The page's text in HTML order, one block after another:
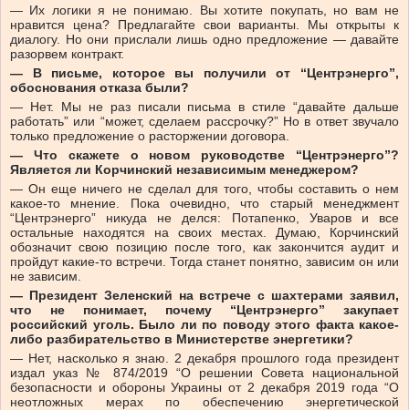
— Их логики я не понимаю. Вы хотите покупать, но вам не
нравится цена? Предлагайте свои варианты. Мы открыты к
диалогу. Но они прислали лишь одно предложение — давайте
разорвем контракт.
— В письме, которое вы получили от “Центрэнерго”,
обоснования отказа были?
— Нет. Мы не раз писали письма в стиле “давайте дальше
работать” или “может, сделаем рассрочку?” Но в ответ звучало
только предложение о расторжении договора.
— Что скажете о новом руководстве “Центрэнерго”?
Является ли Корчинский независимым менеджером?
— Он еще ничего не сделал для того, чтобы составить о нем
какое-то мнение. Пока очевидно, что старый менеджмент
“Центрэнерго” никуда не делся: Потапенко, Уваров и все
остальные находятся на своих местах. Думаю, Корчинский
обозначит свою позицию после того, как закончится аудит и
пройдут какие-то встречи. Тогда станет понятно, зависим он или
не зависим.
— Президент Зеленский на встрече с шахтерами заявил,
что не понимает, почему “Центрэнерго” закупает
российский уголь. Было ли по поводу этого факта какое-
либо разбирательство в Министерстве энергетики?
— Нет, насколько я знаю. 2 декабря прошлого года президент
издал указ № 874/2019 “О решении Совета национальной
безопасности и обороны Украины от 2 декабря 2019 года “О
неотложных мерах по обеспечению энергетической